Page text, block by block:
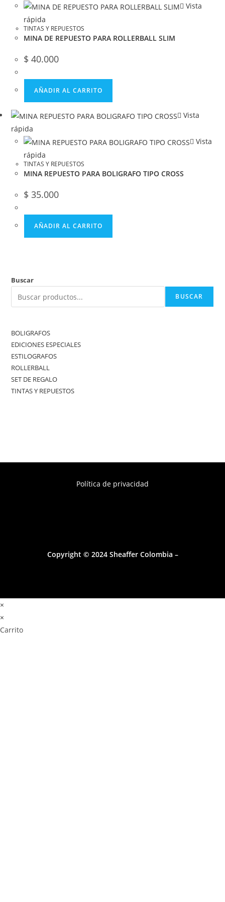
Vista
rápida
TINTAS Y REPUESTOS
MINA DE REPUESTO PARA ROLLERBALL SLIM
$ 40.000
AÑADIR AL CARRITO
Vista
rápida
Vista
rápida
TINTAS Y REPUESTOS
MINA REPUESTO PARA BOLIGRAFO TIPO CROSS
$ 35.000
AÑADIR AL CARRITO
Buscar
BUSCAR
BOLIGRAFOS
EDICIONES ESPECIALES
ESTILOGRAFOS
ROLLERBALL
SET DE REGALO
TINTAS Y REPUESTOS
Política de privacidad
Copyright © 2024 Sheaffer Colombia –
×
×
Carrito